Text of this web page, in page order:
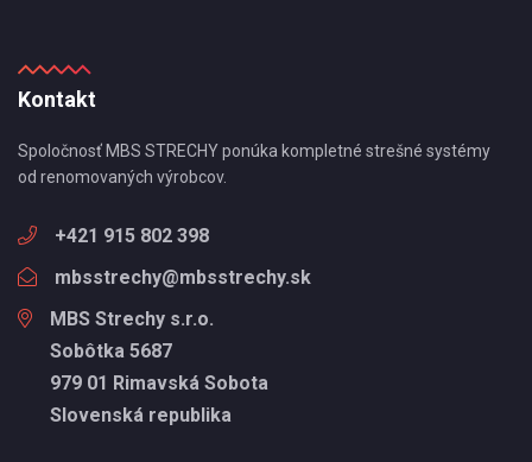
Kontakt
Spoločnosť MBS STRECHY ponúka kompletné strešné systémy
od renomovaných výrobcov.
+421 915 802 398
mbsstrechy@mbsstrechy.sk
MBS Strechy s.r.o.
Sobôtka 5687
979 01 Rimavská Sobota
Slovenská republika